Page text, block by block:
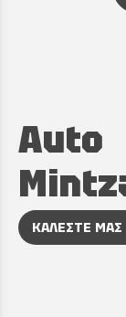
Auto
ΚΑΛΕΣΤΕ